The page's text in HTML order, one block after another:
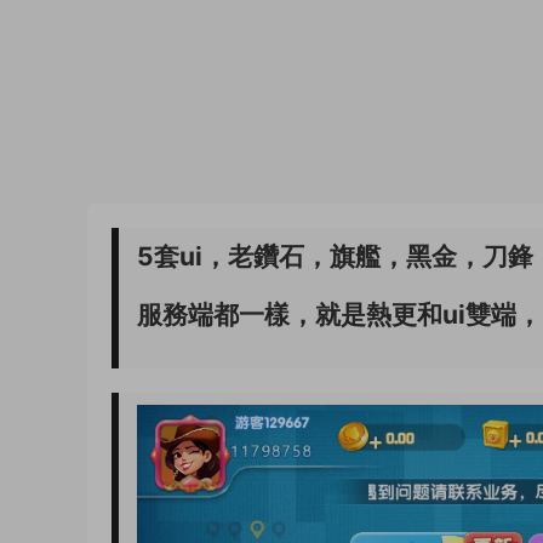
5套ui，老鑽石，旗艦，黑金，刀鋒
服務端都一樣，就是熱更和ui雙端，